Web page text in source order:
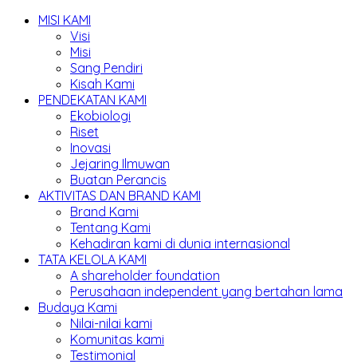
MISI KAMI
Visi
Misi
Sang Pendiri
Kisah Kami
PENDEKATAN KAMI
Ekobiologi
Riset
Inovasi
Jejaring Ilmuwan
Buatan Perancis
AKTIVITAS DAN BRAND KAMI
Brand Kami
Tentang Kami
Kehadiran kami di dunia internasional
TATA KELOLA KAMI
A shareholder foundation
Perusahaan independent yang bertahan lama
Budaya Kami
Nilai-nilai kami
Komunitas kami
Testimonial